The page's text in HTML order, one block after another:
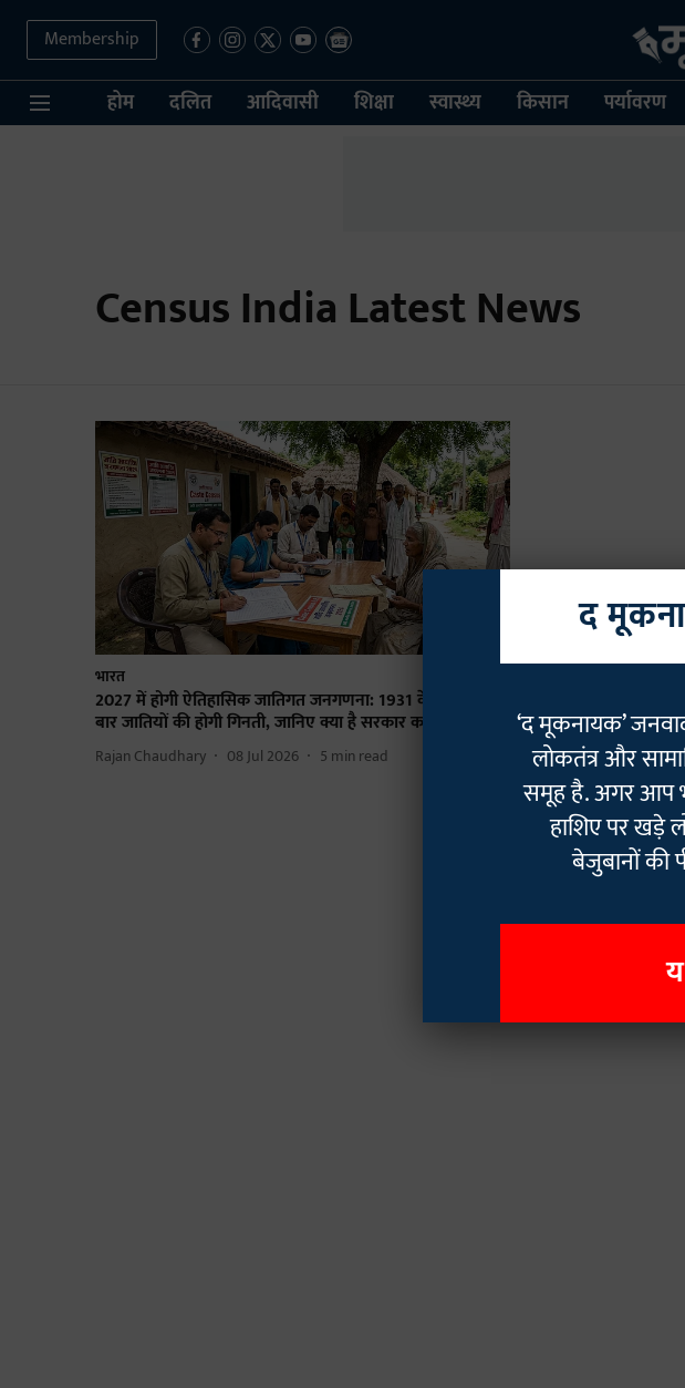
Membership
होम दलित आदिवासी शिक्षा स्वास्थ्य किसान पर्यावरण
Census India Latest News
भारत
2027 में होगी ऐतिहासिक जातिगत जनगणना: 1931 के बाद पहली
बार जातियों की होगी गिनती, जानिए क्या है सरकार का पूरा प्लान
Rajan Chaudhary 08 Jul 2026 5 min read
द
‘द मूकनायक’
लोकतंत्र और
समूह है. अगर आप
हाशिए पर खड़े
बेजुबानों की